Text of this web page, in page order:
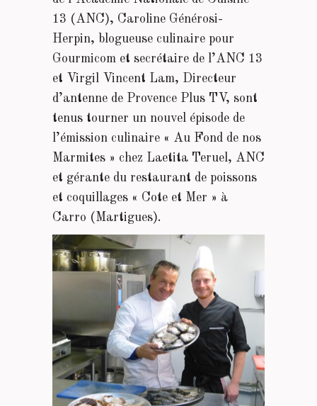
13 (ANC), Caroline Générosi-
Herpin, blogueuse culinaire pour
Gourmicom et secrétaire de l’ANC 13
et Virgil Vincent Lam, Directeur
d’antenne de Provence Plus TV, sont
tenus tourner un nouvel épisode de
l’émission culinaire « Au Fond de nos
Marmites » chez Laetita Teruel, ANC
et gérante du restaurant de poissons
et coquillages « Cote et Mer » à
Carro (Martigues).